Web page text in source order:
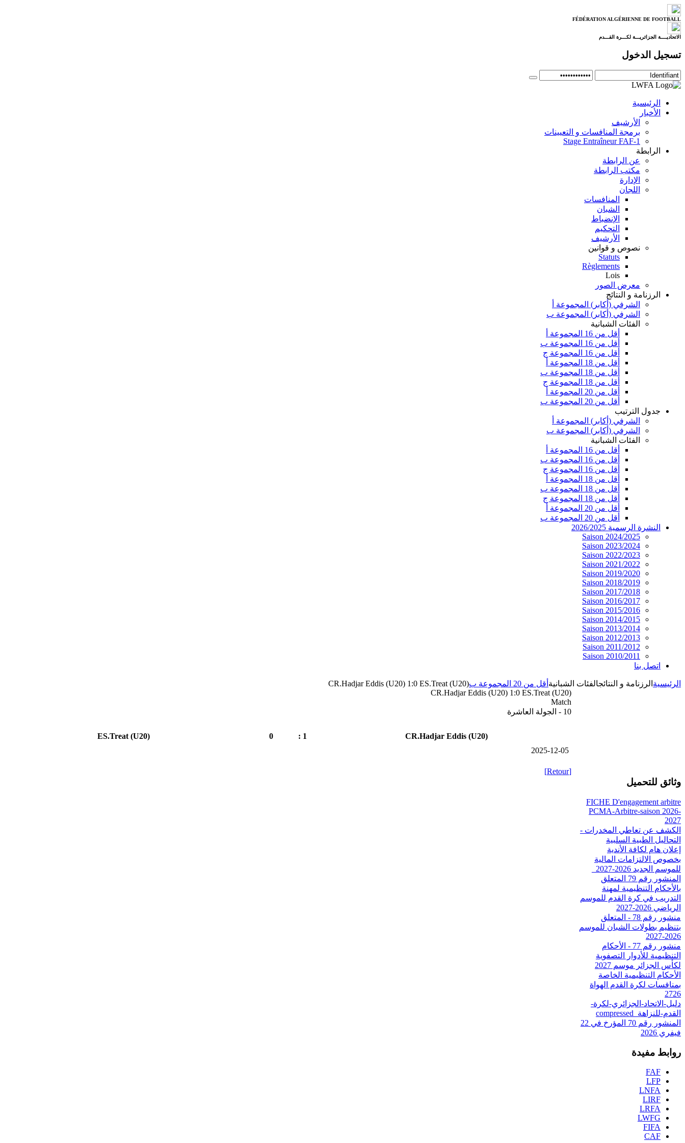
FÉDÉRATION ALGÉRIENNE DE FOOTBALL
الاتحاديــــة الجزائريـــة لكـــرة القـــدم
تسجيل الدخول
الرئيسية
الأخبار
الأرشيف
برمجة المنافسات و التعيينات
Stage Entraîneur FAF-1
الرابطة
عن الرابطة
مكتب الرابطة
الإدارة
اللجان
المنافسات
الشبان
الإنضباط
التحكيم
الأرشيف
نصوص و قوانين
Statuts
Règlements
Lois
معرض الصور
الرزنامة و النتائج
الشرفي (أكابر) المجموعة أ
الشرفي (أكابر) المجموعة ب
الفئات الشبانية
أقل من 16 المجموعة أ
أقل من 16 المجموعة ب
أقل من 16 المجموعة ج
أقل من 18 المجموعة أ
أقل من 18 المجموعة ب
أقل من 18 المجموعة ج
أقل من 20 المجموعة أ
أقل من 20 المجموعة ب
جدول الترتيب
الشرفي (أكابر) المجموعة أ
الشرفي (أكابر) المجموعة ب
الفئات الشبانية
أقل من 16 المجموعة أ
أقل من 16 المجموعة ب
أقل من 16 المجموعة ج
أقل من 18 المجموعة أ
أقل من 18 المجموعة ب
أقل من 18 المجموعة ج
أقل من 20 المجموعة أ
أقل من 20 المجموعة ب
النشرة الرسمية 2026/2025
Saison 2024/2025
Saison 2023/2024
Saison 2022/2023
Saison 2021/2022
Saison 2019/2020
Saison 2018/2019
Saison 2017/2018
Saison 2016/2017
Saison 2015/2016
Saison 2014/2015
Saison 2013/2014
Saison 2012/2013
Saison 2011/2012
Saison 2010/2011
اتصل بنا
الرئيسية الرزنامة و النتائجالفئات الشبانية أقل من 20 المجموعة ب
CR.Hadjar Eddis (U20) 1:0 ES.Treat (U20)
CR.Hadjar Eddis (U20) 1:0 ES.Treat (U20)
Match
10 - الجولة العاشرة
CR.Hadjar Eddis (U20)
1 :
0
ES.Treat (U20)
2025-12-05
[Retour]
وثائق للتحميل
FICHE D'engagement arbitre
PCMA-Arbitre-saison 2026-
2027
الكشف عن تعاطي المخدرات -
التحاليل الطبية السلبية
إعلان هام لكافة الأندية
بخصوص الالتزامات المالية
للموسم الجديد 2026-2027_
المنشور رقم 79 المتعلق
بالأحكام التنظيمية لمهنة
التدريب في كرة القدم للموسم
الرياضي 2026-2027
منشور رقم 78 - المتعلق
بتنظيم بطولات الشبان للموسم
2026-2027
منشور رقم 77 - الأحكام
التنظيمية للأدوار التصفوية
لكأس الجزائر موسم 2027
الأحكام التنظيمية الخاصة
بمنافسات لكرة القدم الهواة
2726
دليل-الاتحاد-الجزائري-لكرة-
القدم-للنزاهة_compressed
المنشور رقم 70 المؤرخ في 22
فيفري 2026
روابط مفيدة
FAF
LFP
LNFA
LIRF
LRFA
LWFG
FIFA
CAF